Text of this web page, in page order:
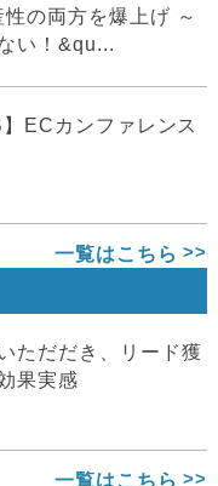
の両方を爆上げ ～
い！&qu...
ECカンファレンス
一覧はこちら
ただだき、リード獲
果実感
一覧はこちら